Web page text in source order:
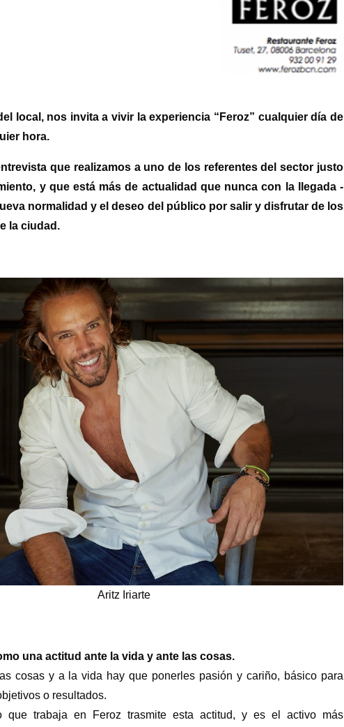
local, nos invita a vivir la experiencia “Feroz” cualquier día de
hora.
que realizamos a uno de los referentes del sector justo
y que está más de actualidad que nunca con la llegada -
normalidad y el deseo del público por salir y disfrutar de los
la ciudad.
Aritz Iriarte
una actitud ante la vida y ante las cosas.
cosas y a la vida hay que ponerles pasión y cariño, básico para
o resultados.
que trabaja en Feroz trasmite esta actitud, y es el activo más